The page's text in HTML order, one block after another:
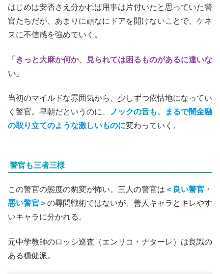
はじめは安否さえ分かれば用事は片付いたと思っていた警
官たちだが、あまりに頑なにドアを開けないことで、ケネ
スに不信感を強めていく。
「きっと大麻か何か、見られては困るものがあるに違いな
い」
当初のマイルドな雰囲気から、少しずつ依怙地になってい
く警官。早朝だというのに、
ノックの音も、まるで闇金融
の取り立てのような激しいものに変わっていく。
警官も三者三様
この警官の態度の豹変が怖い。三人の警官は ＜良い警官・
悪い警官＞の尋問戦術ではないが、善人キャラとキレやす
いキャラに分かれる。
元中学教師のロッシ巡査（エンリコ・ナターレ）は良識の
ある穏健派。